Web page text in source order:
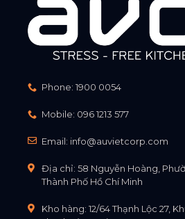
Phone: 1900 0054
Mobile: 096 1213 577
Email: info@auvietcorp.com
Địa chỉ: 58 Nguyễn Hoàng,
Thành Phố Hồ Chí Minh
Kho hàng: 12/64 Thạnh Lộc 27,